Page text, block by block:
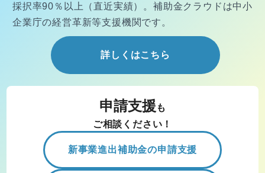
採択率90％以上（直近実績）。 補助金クラウドは中小
企業庁の経営革新等支援機関です。
詳しくはこちら
申請支援 も
ご相談ください！
新事業進出補助金の申請支援